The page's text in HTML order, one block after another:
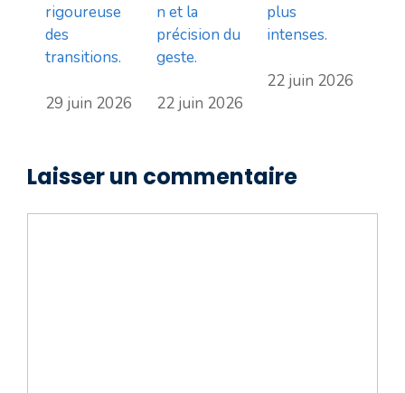
rigoureuse
des
transitions.
29 juin 2026
n et la
précision du
geste.
22 juin 2026
plus
intenses.
22 juin 2026
Laisser un commentaire